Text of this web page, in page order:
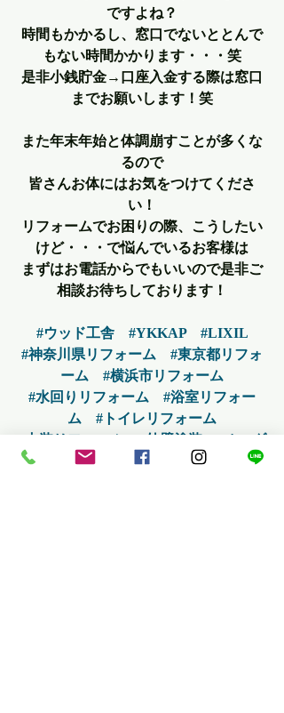
ですよね？
時間もかかるし、窓口でないととんで
もない時間かかります・・・笑
是非小銭貯金→口座入金する際は窓口
までお願いします！笑
また年末年始と体調崩すことが多くな
るので
皆さんお体にはお気をつけてくださ
い！
リフォームでお困りの際、こうしたい
けど・・・で悩んでいるお客様は
まずはお電話からでもいいので是非ご
相談お待ちしております！
#ウッド工舎 #YKKAP
#LIXIL
#神奈川県リフォーム
#東京都リフォ
ーム
#横浜市リフォーム
#水回りリフォーム
#浴室リフォー
ム
#トイレリフォーム
#内装リフォーム
#外壁塗装
#オーダ
ー家具